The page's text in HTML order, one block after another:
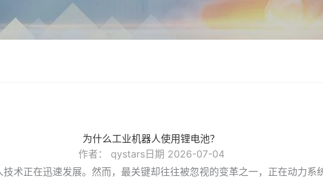
为什么工业机器人使用锂电池？
作者：
qystars日期 2026-07-04
术正在迅速发展。然而，最关键却往往被忽视的变革之一，正在动力系